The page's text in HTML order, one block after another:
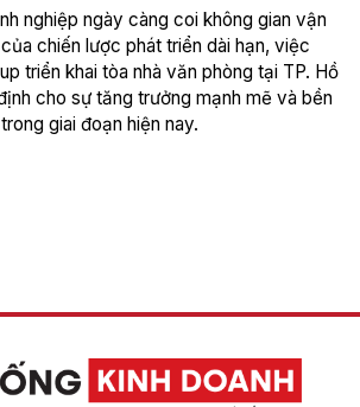
nghiệp ngày càng coi không gian vận
chiến lược phát triển dài hạn, việc
triển khai tòa nhà văn phòng tại TP. Hồ
cho sự tăng trưởng mạnh mẽ và bền
giai đoạn hiện nay.